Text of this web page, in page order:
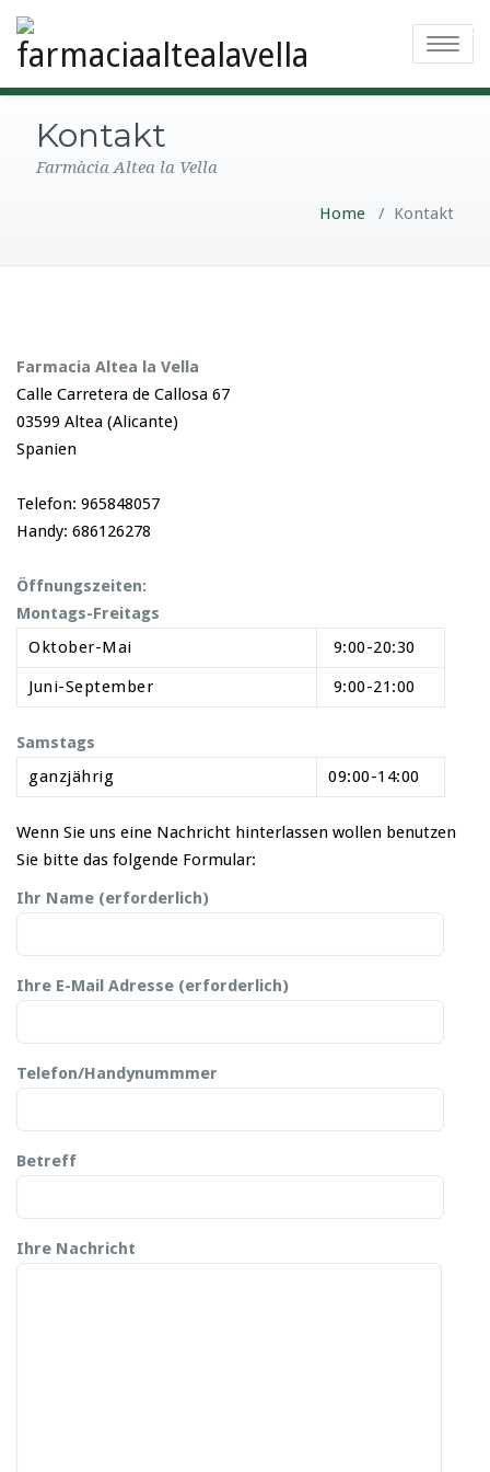
Toggle
Kontakt
Farmàcia Altea la Vella
Home / Kontakt
Farmacia Altea la Vella
Calle Carretera de Callosa 67
03599 Altea (Alicante)
Spanien
Telefon: 965848057
Handy: 686126278
Öffnungszeiten:
Montags-Freitags
Oktober-Mai
9:00-20:30
Juni-September
9:00-21:00
Samstags
ganzjährig
09:00-14:00
Wenn Sie uns eine Nachricht hinterlassen wollen benutzen
Sie bitte das folgende Formular:
Ihr Name (erforderlich)
Ihre E-Mail Adresse (erforderlich)
Telefon/Handynummmer
Betreff
Ihre Nachricht